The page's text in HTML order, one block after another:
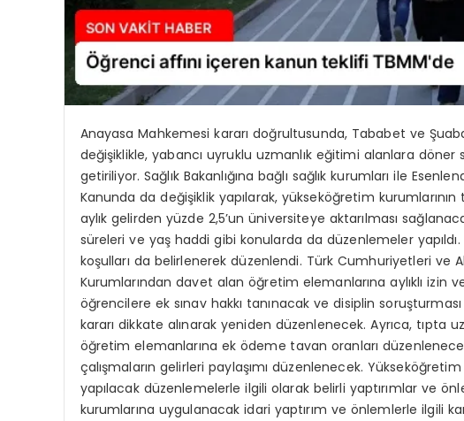
Anayasa Mahkemesi kararı doğrultusunda, Tababet ve
değişiklikle, yabancı uyruklu uzmanlık eğitimi alanlara
getiriliyor. Sağlık Bakanlığına bağlı sağlık kurumları ile
Kanunda da değişiklik yapılarak, yükseköğretim
aylık gelirden yüzde 2,5’un üniversiteye aktarılması
süreleri ve yaş haddi gibi konularda da düzenlemeler
koşulları da belirlenerek düzenlendi. Türk Cumhuriyetleri ve
Kurumlarından davet alan öğretim elemanlarına aylıklı izin
öğrencilere ek sınav hakkı tanınacak ve disiplin
kararı dikkate alınarak yeniden düzenlenecek. Ayrıca, tıpta
öğretim elemanlarına ek ödeme tavan oranları
çalışmaların gelirleri paylaşımı düzenlenecek.
yapılacak düzenlemelerle ilgili olarak belirli yaptırımlar ve
kurumlarına uygulanacak idari yaptırım ve önlemlerle ilgili